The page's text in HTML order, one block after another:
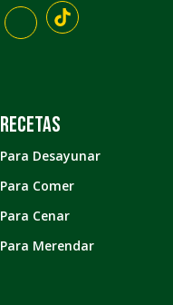
Recetas
Para Desayunar
Para Comer
Para Cenar
Para Merendar